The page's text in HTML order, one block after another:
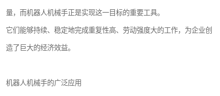
量，而机器人机械手正是实现这一目标的重要工具。
它们能够持续、稳定地完成重复性高、劳动强度大的工作，为企业创
造了巨大的经济效益。
机器人机械手的广泛应用